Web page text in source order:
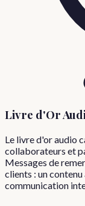
Livre d'Or
Le livre d'or audio
collaborateurs et
Messages de
clients : un
communication